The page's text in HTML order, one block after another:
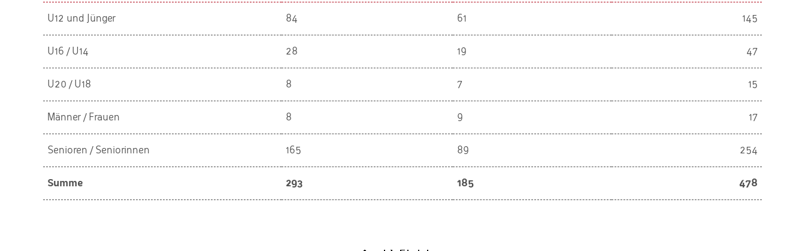
U12 und Jünger 84 61 145
U16 / U14 28 19 47
U20 / U18 8 7 15
Männer / Frauen 8 9 17
Senioren / Seniorinnen 165 89 254
Summe 293 185 478